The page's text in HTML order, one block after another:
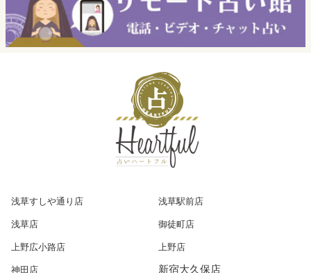
浅草すしや通り店
浅草駅前店
浅草店
御徒町店
上野広小路店
上野店
神田店
新宿大久保店